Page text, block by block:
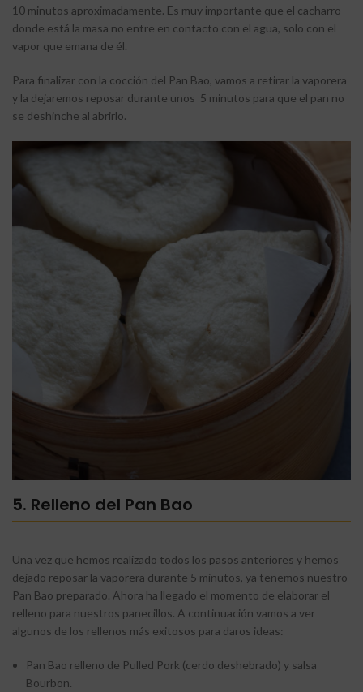
10 minutos aproximadamente. Es muy importante que el cacharro
donde está la masa no entre en contacto con el agua, solo con el
vapor que emana de él.
Para finalizar con la cocción del Pan Bao, vamos a retirar la vaporera
y la dejaremos reposar durante unos 5 minutos para que el pan no
se deshinche al abrirlo.
5. Relleno del Pan Bao
Una vez que hemos realizado todos los pasos anteriores y hemos
dejado reposar la vaporera durante 5 minutos, ya tenemos nuestro
Pan Bao preparado. Ahora ha llegado el momento de elaborar el
relleno para nuestros panecillos. A continuación vamos a ver
algunos de los rellenos más exitosos para daros ideas:
Pan Bao relleno de Pulled Pork (cerdo deshebrado) y salsa
Bourbon.